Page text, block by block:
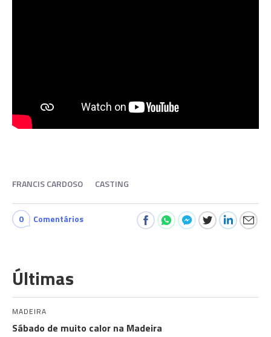
FRANCIS CARDOSO CASTING
0 Comentários
Últimas
MADEIRA
Sábado de muito calor na Madeira